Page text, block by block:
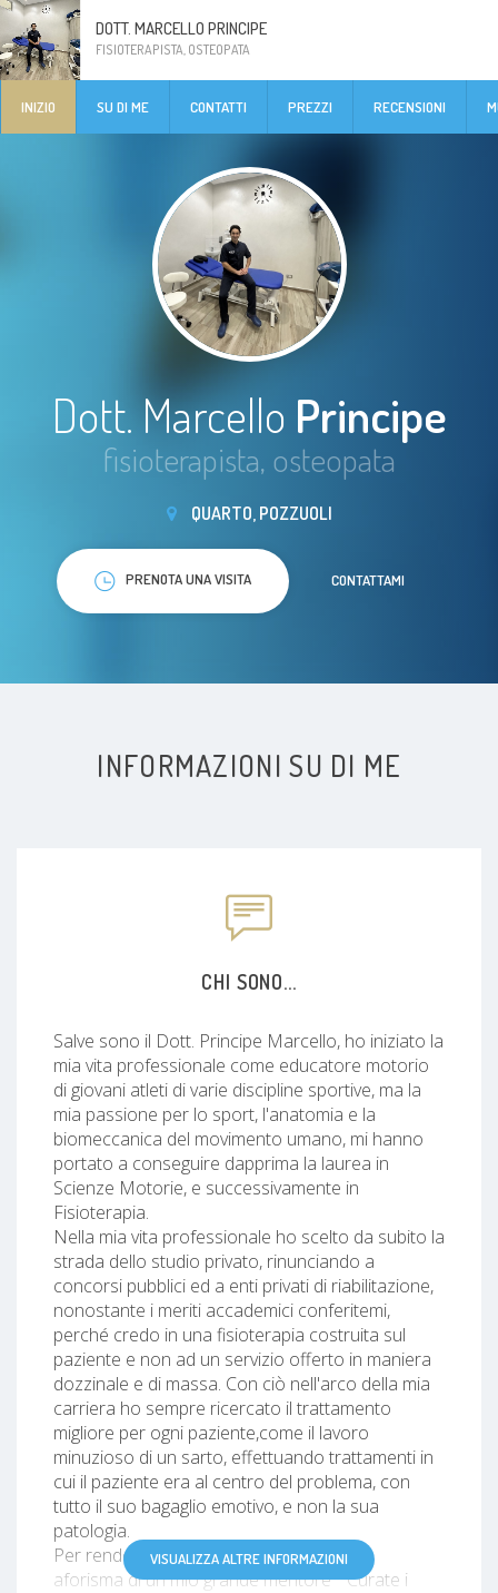
DOTT. MARCELLO PRINCIPE
FISIOTERAPISTA, OSTEOPATA
INIZIO SU DI ME CONTATTI PREZZI RECENSIONI
Dott. Marcello Principe
fisioterapista, osteopata
QUARTO, POZZUOLI
PRENOTA UNA VISITA CONTATTAMI
INFORMAZIONI SU DI ME
CHI SONO...
Salve sono il Dott. Principe Marcello, ho iniziato la
mia vita professionale come educatore motorio
di giovani atleti di varie discipline sportive, ma la
mia passione per lo sport, l'anatomia e la
biomeccanica del movimento umano, mi hanno
portato a conseguire dapprima la laurea in
Scienze Motorie, e successivamente in
Fisioterapia.
Nella mia vita professionale ho scelto da subito la
strada dello studio privato, rinunciando a
concorsi pubblici ed a enti privati di riabilitazione,
nonostante i meriti accademici conferitemi,
perché credo in una fisioterapia costruita sul
paziente e non ad un servizio offerto in maniera
dozzinale e di massa. Con ciò nell'arco della mia
carriera ho sempre ricercato il trattamento
migliore per ogni paziente,come il lavoro
minuzioso di un sarto, effettuando trattamenti in
cui il paziente era al centro del problema, con
tutto il suo bagaglio emotivo, e non la sua
patologia.
Per rendere il concetto chiaro utilizzo un
aforisma di un mio grande mentore " Curate i
VISUALIZZA ALTRE INFORMAZIONI